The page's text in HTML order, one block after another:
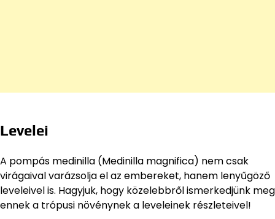
Levelei
A pompás medinilla (Medinilla magnifica) nem csak
virágaival varázsolja el az embereket, hanem lenyűgöző
leveleivel is. Hagyjuk, hogy közelebbről ismerkedjünk meg
ennek a trópusi növénynek a leveleinek részleteivel!